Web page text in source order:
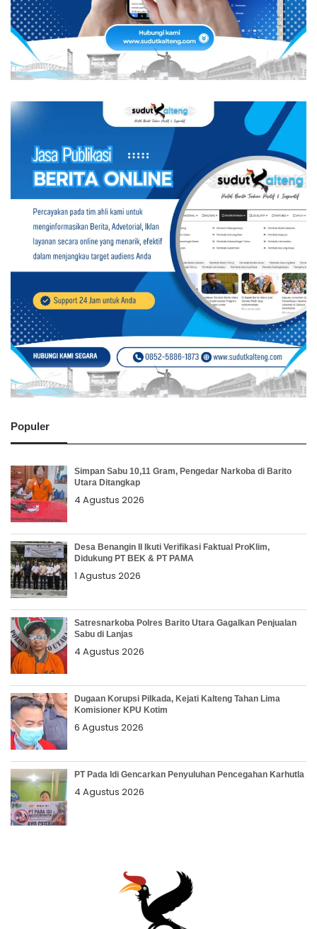
Populer
Simpan Sabu 10,11 Gram, Pengedar Narkoba di Barito
Utara Ditangkap
4 Agustus 2026
Desa Benangin II Ikuti Verifikasi Faktual ProKlim,
Didukung PT BEK & PT PAMA
1 Agustus 2026
Satresnarkoba Polres Barito Utara Gagalkan Penjualan
Sabu di Lanjas
4 Agustus 2026
Dugaan Korupsi Pilkada, Kejati Kalteng Tahan Lima
Komisioner KPU Kotim
6 Agustus 2026
PT Pada Idi Gencarkan Penyuluhan Pencegahan Karhutla
4 Agustus 2026